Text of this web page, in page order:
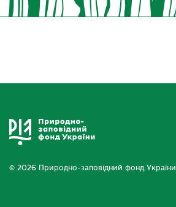
© 2026 Природно-заповідний фонд України